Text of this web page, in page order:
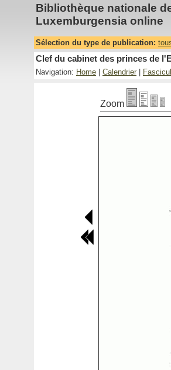
Bibliothèque nationale
Luxemburgensia online
Sélection du type de publication:
Clef du cabinet des princes de
Navigation: Home Calendrier
Zoom